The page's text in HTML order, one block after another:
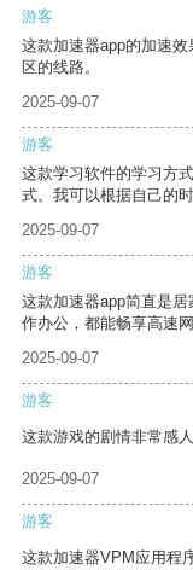
游客
这款加速器app的加速
区的线路。
2025-09-07
游客
这款学习软件的学习方
式。我可以根据自己的
2025-09-07
游客
这款加速器app简直是
作办公，都能畅享高速
2025-09-07
游客
这款游戏的剧情非常感
2025-09-07
游客
这款加速器VPM应用程